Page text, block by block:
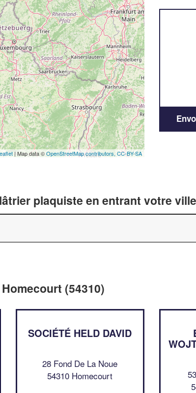
| Map data ©OpenStreetMap contributors, CC-BY-SA
plaquiste en entrant votre
(54310)
SOCIÉTÉ HELD DAVID
28 Fond De La Noue
54310 Homecourt